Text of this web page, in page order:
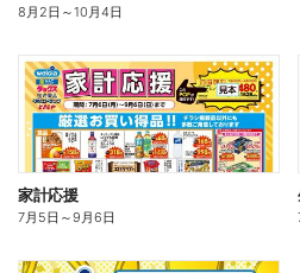
8月2日 ～10月4日
家計応援
7月5日 ～9月6日